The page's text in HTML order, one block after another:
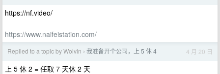
https://nf.video/
https://www.naifeistation.com/
Replied to a topic by Wolvin › 我准备开个公司，上 5 休 4 4 月 20 日
上 5 休 2 = 任取 7 天休 2 天